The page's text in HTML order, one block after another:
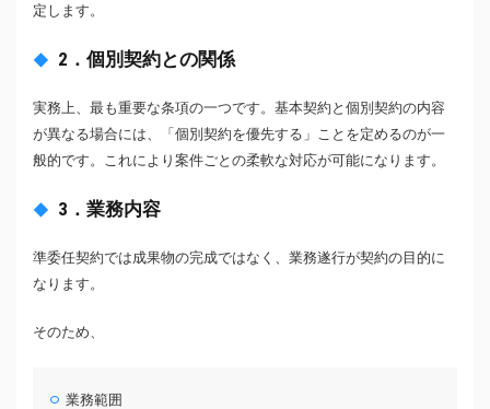
定します。
2．個別契約との関係
実務上、最も重要な条項の一つです。基本契約と個別契約の内容
が異なる場合には、「個別契約を優先する」ことを定めるのが一
般的です。これにより案件ごとの柔軟な対応が可能になります。
3．業務内容
準委任契約では成果物の完成ではなく、業務遂行が契約の目的に
なります。
そのため、
業務範囲